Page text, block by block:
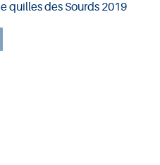
quilles des Sourds 2019